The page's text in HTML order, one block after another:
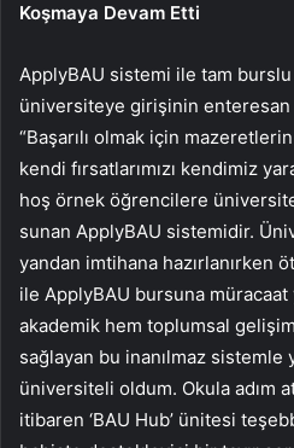
Koşmaya Devam Etti
ApplyBAU sistemi ile tam
üniversiteye girişinin enteresan
“Başarılı olmak için
kendi fırsatlarımızı kendimiz
hoş örnek öğrencilere
sunan ApplyBAU sistemidir.
yandan imtihana hazırlanırken
ile ApplyBAU bursuna müracaat
akademik hem toplumsal
sağlayan bu inanılmaz
üniversiteli oldum. Okula adım
itibaren ‘BAU Hub’ ünitesi